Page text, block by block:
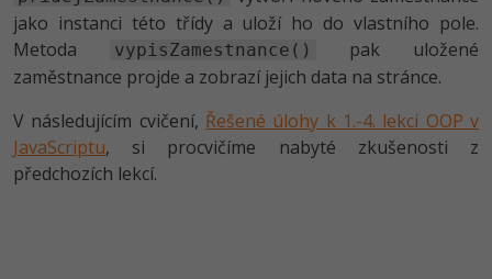
jako instanci této třídy a uloží ho do vlastního pole.
Metoda
vypisZamestnance()
pak uložené
zaměstnance projde a zobrazí jejich data na stránce.
V následujícím cvičení, Řešené úlohy k 1.-4. lekci OOP v
JavaScriptu, si procvičíme nabyté zkušenosti z
předchozích lekcí.